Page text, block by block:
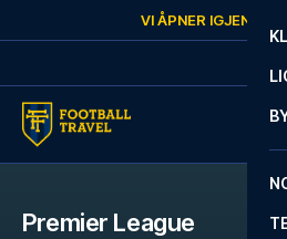
VI ÅPNER IGJEN
Premier League